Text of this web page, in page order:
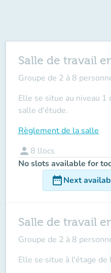
Salle de travail
Groupe de 2 à 8
Elle se situe au niveau 1
salle d'étude.
Règlement de la salle
person 8 llocs
No slots available for
date_rangeNext
Salle de travail
Groupe de 2 à 8
Elle se situe à l'étage de